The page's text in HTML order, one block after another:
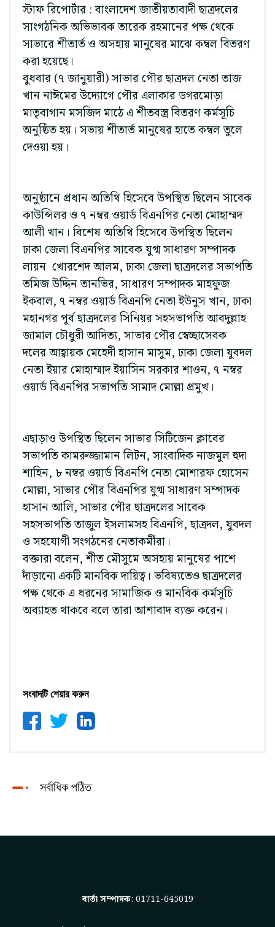
স্টাফ রিপোর্টার : বাংলাদেশ জাতীয়তাবাদী ছাত্রদলের
সাংগঠনিক অভিভাবক তারেক রহমানের পক্ষ থেকে
সাভারে শীতার্ত ও অসহায় মানুষের মাঝে কম্বল বিতরণ
করা হয়েছে।
বুধবার (৭ জানুয়ারী) সাভার পৌর ছাত্রদল নেতা তাজ
খান নাঈমের উদ্যোগে পৌর এলাকার ডগরমোড়া
মাতৃবাগান মসজিদ মাঠে এ শীতবস্ত্র বিতরণ কর্মসূচি
অনুষ্ঠিত হয়। সভায় শীতার্ত মানুষের হাতে কম্বল তুলে
দেওয়া হয়।
অনুষ্ঠানে প্রধান অতিথি হিসেবে উপস্থিত ছিলেন সাবেক
কাউন্সিলর ও ৭ নম্বর ওয়ার্ড বিএনপির নেতা মোহাম্মদ
আলী খান। বিশেষ অতিথি হিসেবে উপস্থিত ছিলেন
ঢাকা জেলা বিএনপির সাবেক যুগ্ম সাধারণ সম্পাদক
লায়ন খোরশেদ আলম, ঢাকা জেলা ছাত্রদলের সভাপতি
তমিজ উদ্দিন তানভির, সাধারণ সম্পাদক মাহফুজ
ইকবাল, ৭ নম্বর ওয়ার্ড বিএনপি নেতা ইউনুস খান, ঢাকা
মহানগর পূর্ব ছাত্রদলের সিনিয়র সহসভাপতি আবদুল্লাহ
জামাল চৌধুরী আদিত্য, সাভার পৌর স্বেচ্ছাসেবক
দলের আহ্বায়ক মেহেদী হাসান মাসুম, ঢাকা জেলা যুবদল
নেতা ইয়ার মোহাম্মাদ ইয়াসিন সরকার শাওন, ৭ নম্বর
ওয়ার্ড বিএনপির সভাপতি সামাদ মোল্লা প্রমুখ।
এছাড়াও উপস্থিত ছিলেন সাভার সিটিজেন ক্লাবের
সভাপতি কামরুজ্জামান লিটন, সাংবাদিক নাজমুল হুদা
শাহিন, ৮ নম্বর ওয়ার্ড বিএনপি নেতা মোশারফ হোসেন
মোল্লা, সাভার পৌর বিএনপির যুগ্ম সাধারণ সম্পাদক
হাসান আলি, সাভার পৌর ছাত্রদলের সাবেক
সহসভাপতি তাজুল ইসলামসহ বিএনপি, ছাত্রদল, যুবদল
ও সহযোগী সংগঠনের নেতাকর্মীরা।
বক্তারা বলেন, শীত মৌসুমে অসহায় মানুষের পাশে
দাঁড়ানো একটি মানবিক দায়িত্ব। ভবিষ্যতেও ছাত্রদলের
পক্ষ থেকে এ ধরনের সামাজিক ও মানবিক কর্মসূচি
অব্যাহত থাকবে বলে তারা আশাবাদ ব্যক্ত করেন।
সংবাদটি শেয়ার করুন
সর্বাধিক পঠিত
বার্তা সম্পাদক: 01711-645019